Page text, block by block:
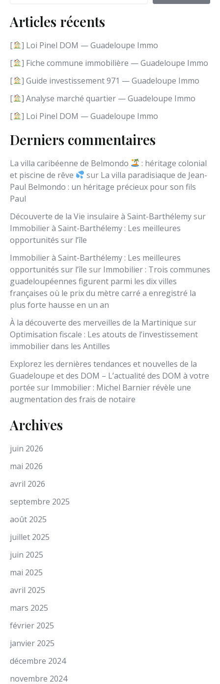
n
l
a
n
u
Articles récents
[
] Loi Pinel DOM — Guadeloupe Immo
[
] Fiche commune immobilière — Guadeloupe Immo
[
] Guide investissement 971 — Guadeloupe Immo
[
] Analyse marché quartier — Guadeloupe Immo
[
] Loi Pinel DOM — Guadeloupe Immo
Derniers commentaires
La villa caribéenne de Belmondo
: héritage colonial
et piscine de rêve
sur La villa paradisiaque de Jean-
Paul Belmondo : un héritage précieux pour son fils
Paul
Découverte de la Vie insulaire à Saint-Barthélemysur
Immobilier à Saint-Barthélemy : Les meilleures
opportunités sur l’île
Immobilier à Saint-Barthélemy : Les meilleures
opportunités sur l’île sur Immobilier : Trois communes
guadeloupéennes figurent parmi les dix villes
françaises où le prix du mètre carré a enregistré la
plus forte hausse en un an
À la découverte des merveilles de la Martinique sur
Optimisation fiscale : Les atouts de l’investissement
immobilier dans les Antilles
Explorez les dernières tendances et nouvelles de la
Guadeloupe et des DOM – L’actualité des DOM à votre
portée sur Immobilier : Michel Barnier révèle une
augmentation des frais de notaire
Archives
juin 2026
mai 2026
avril 2026
septembre 2025
août 2025
juillet 2025
juin 2025
mai 2025
avril 2025
mars 2025
février 2025
janvier 2025
décembre 2024
novembre 2024